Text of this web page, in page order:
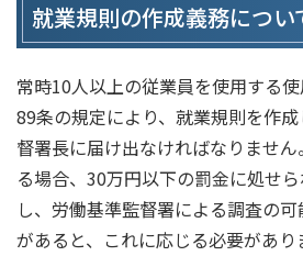
就業規則の作成義務につい
常時10人以上の従業員を使用する
89条の規定により、就業規則を作
督署長に届け出なければなりませ
る場合、30万円以下の罰金に処せ
し、労働基準監督署による調査の
があると、これに応じる必要があり